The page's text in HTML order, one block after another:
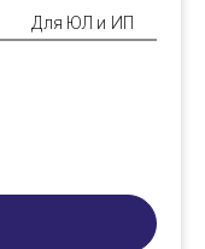
Для ЮЛ и ИП